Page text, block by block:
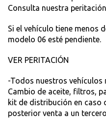
Consulta nuestra
Si el vehículo tiene menos
modelo 06 esté pendiente.
VER PERITACIÓN
-Todos nuestros vehículos
Cambio de aceite, filtros,
kit de distribución en caso
posterior venta a un